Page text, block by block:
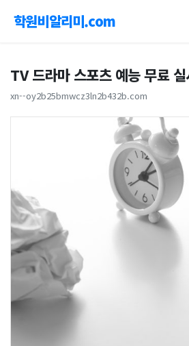
학원비알리미.com
TV 드라마 스포츠 예능 무료
xn--oy2b25bmwcz3ln2b432b.com